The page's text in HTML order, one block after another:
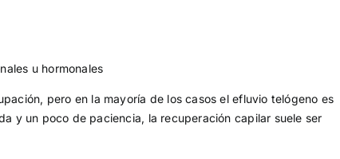
u hormonales
pero en la mayoría de los casos el efluvio telógeno es
y un poco de paciencia, la recuperación capilar suele ser